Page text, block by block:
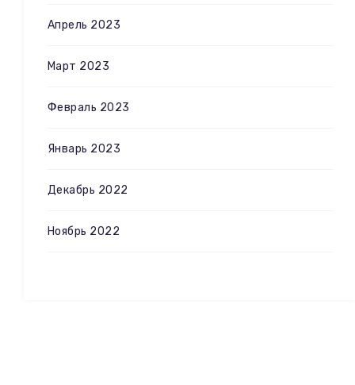
Апрель 2023
Март 2023
Февраль 2023
Январь 2023
Декабрь 2022
Ноябрь 2022